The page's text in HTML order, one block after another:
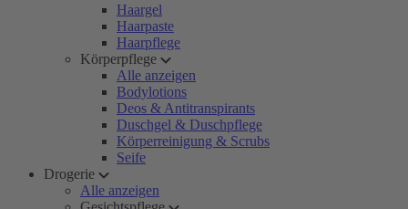
Haargel
Haarpaste
Haarpflege
Körperpflege
Alle anzeigen
Bodylotions
Deos & Antitranspirants
Duschgel & Duschpflege
Körperreinigung & Scrubs
Seife
Drogerie
Alle anzeigen